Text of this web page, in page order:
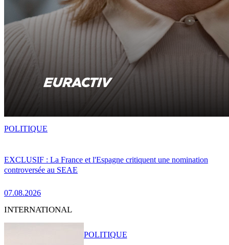
EXCLUSIF : La France et l'Espagne critiquent une nomination
controversée au SEAE
07.08.2026
POLITIQUE
INTERNATIONAL
POLITIQUE